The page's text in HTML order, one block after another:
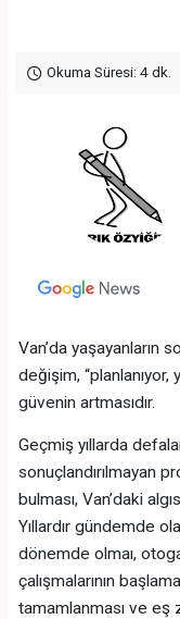
Okuma Süresi: 4 dk.
Van’da yaşayanların
değişim, “planlanıyor,
güvenin artmasıdır.
Geçmiş yıllarda
sonuçlandırılmayan
bulması, Van’daki
Yıllardır gündemde
dönemde olmaı,
çalışmalarının
tamamlanması ve eş